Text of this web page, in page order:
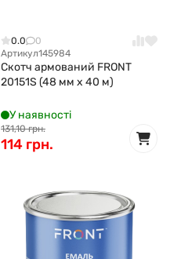
0.0
0
Артикул145984
Скотч армований FRONT
20151S (48 мм x 40 м)
У наявності
131,10 грн.
114 грн.